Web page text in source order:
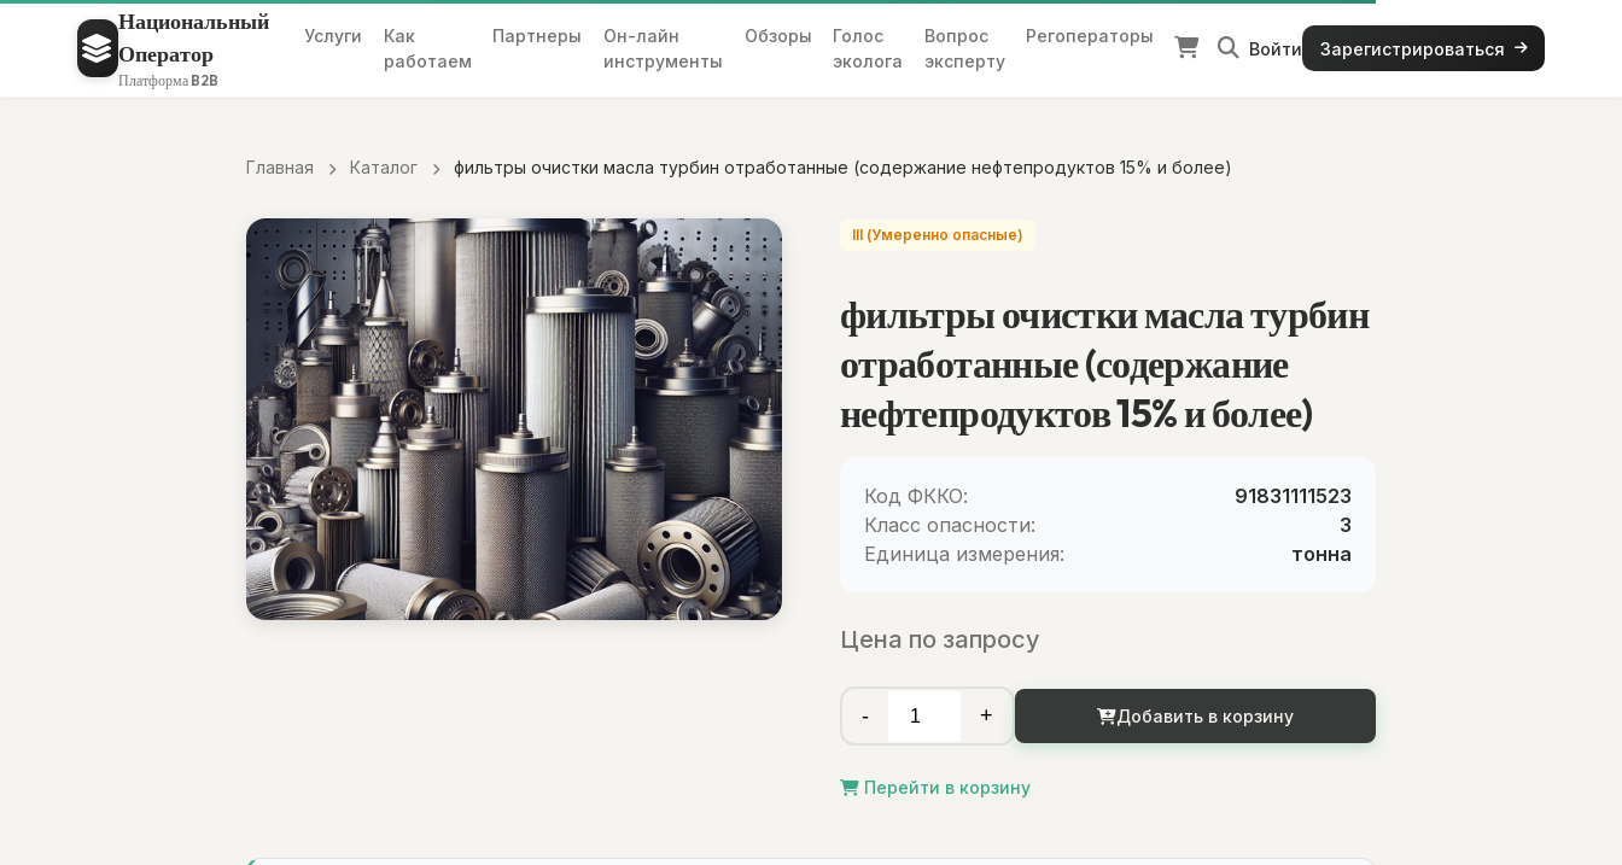
Национальный
Оператор
Платформа B2B
Услуги
Как
работаем
Партнеры
Он-лайн
инструменты
Обзоры
Голос
эколога
Вопрос
эксперту
Регоператоры
Войти Зарегистрироваться
Главная Каталог фильтры очистки масла турбин отработанные (содержание нефтепродуктов 15% и более)
III (Умеренно опасные)
фильтры очистки масла турбин
отработанные (содержание
нефтепродуктов 15% и более)
Код ФККО:
91831111523
Класс опасности:
3
Единица измерения:
тонна
Цена по запросу
- + Добавить в корзину
Перейти в корзину